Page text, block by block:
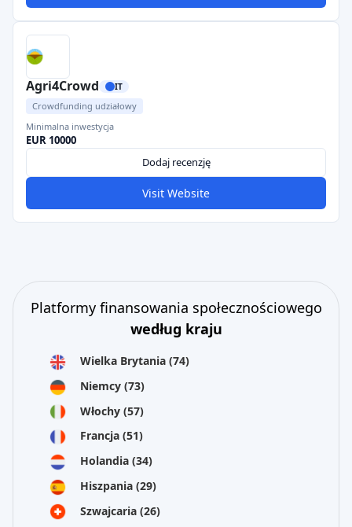
Agri4Crowd IT
Crowdfunding udziałowy
Minimalna inwestycja
EUR 10000
Dodaj recenzję
Visit Website
Platformy finansowania społecznościowego
według kraju
Wielka Brytania (74)
Niemcy (73)
Włochy (57)
Francja (51)
Holandia (34)
Hiszpania (29)
Szwajcaria (26)